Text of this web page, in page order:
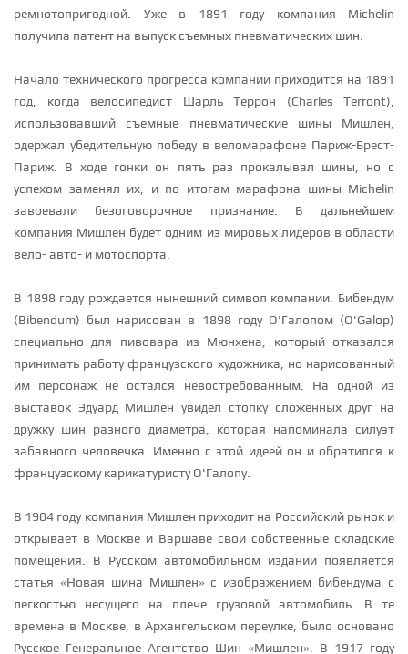
ремнотопригодной. Уже в 1891 году компания Michelin
получила патент на выпуск съемных пневматических шин.
Начало технического прогресса компании приходится на 1891
год, когда велосипедист Шарль Террон (Charles Terront),
использовавший съемные пневматические шины Мишлен,
одержал убедительную победу в веломарафоне Париж-Брест-
Париж. В ходе гонки он пять раз прокалывал шины, но с
успехом заменял их, и по итогам марафона шины Michelin
завоевали безоговорочное признание. В дальнейшем
компания Мишлен будет одним из мировых лидеров в области
вело- авто- и мотоспорта.
В 1898 году рождается нынешний символ компании. Бибендум
(Bibendum) был нарисован в 1898 году О'Галопом (O'Galop)
специально для пивовара из Мюнхена, который отказался
принимать работу французского художника, но нарисованный
им персонаж не остался невостребованным. На одной из
выставок Эдуард Мишлен увидел стопку сложенных друг на
дружку шин разного диаметра, которая напоминала силуэт
забавного человечка. Именно с этой идеей он и обратился к
французскому карикатуристу О'Галопу.
В 1904 году компания Мишлен приходит на Российский рынок и
открывает в Москве и Варшаве свои собственные складские
помещения. В Русском автомобильном издании появляется
статья «Новая шина Мишлен» с изображением бибендума с
легкостью несущего на плече грузовой автомобиль. В те
времена в Москве, в Архангельском переулке, было основано
Русское Генеральное Агентство Шин «Мишлен». В 1917 году